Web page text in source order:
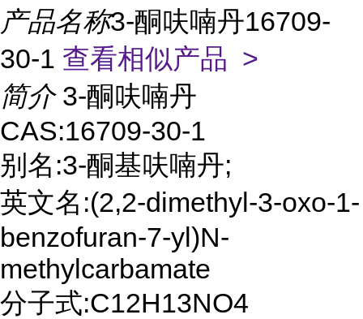
产品名称3-酮呋喃丹16709-
30-1 查看相似产品 >
简介 3-酮呋喃丹
CAS:16709-30-1
别名:3-酮基呋喃丹;
英文名:(2,2-dimethyl-3-oxo-1-
benzofuran-7-yl)N-
methylcarbamate
分子式:C12H13NO4